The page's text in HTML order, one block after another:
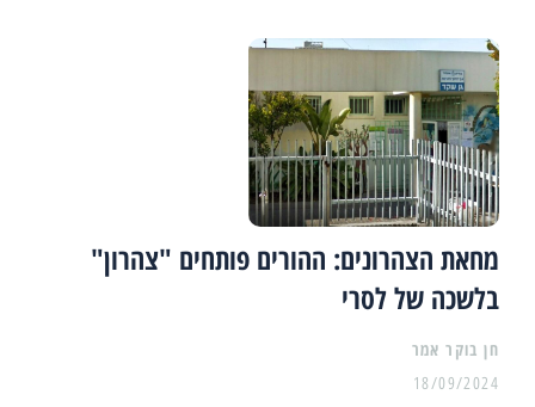
מחאת הצהרונים: ההורים פותחים "צהרון"
בלשכה של לסרי
18/09/2024